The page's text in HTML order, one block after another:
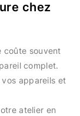
chez
coûte souvent
complet.
appareils et
atelier en